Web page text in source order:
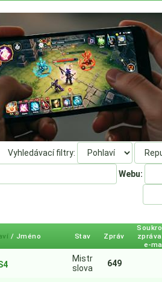
Vyhledávací filtry:
Webu:
/ Jméno Stav Zpráv
e-
Mistr
slova
649